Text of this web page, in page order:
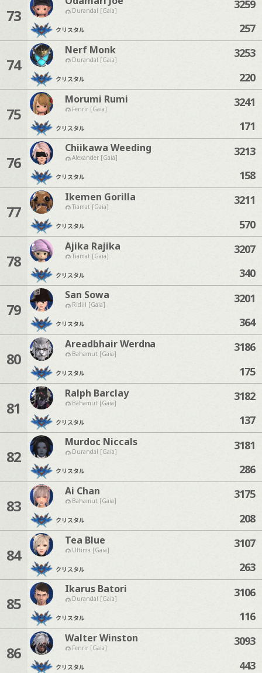
73 Durandal [Gaia]
クリスタル
3259
257
74
Nerf Monk
Durandal [Gaia]
クリスタル
3253
220
75
Morumi Rumi
Fenrir [Gaia]
クリスタル
3241
171
76
Chiikawa Weeding
Alexander [Gaia]
クリスタル
3213
158
77
Ikemen Gorilla
Tiamat [Gaia]
クリスタル
3211
570
78
Ajika Rajika
Tiamat [Gaia]
クリスタル
3207
340
79
San Sowa
Ridill [Gaia]
クリスタル
3201
364
80
Areadbhair Werdna
Bahamut [Gaia]
クリスタル
3186
175
81
Ralph Barclay
Bahamut [Gaia]
クリスタル
3182
137
82
Murdoc Niccals
Durandal [Gaia]
クリスタル
3181
286
83
Ai Chan
Bahamut [Gaia]
クリスタル
3175
208
84
Tea Blue
Ultima [Gaia]
クリスタル
3107
263
85
Ikarus Batori
Durandal [Gaia]
クリスタル
3106
116
86
Walter Winston
Fenrir [Gaia]
クリスタル
3093
443